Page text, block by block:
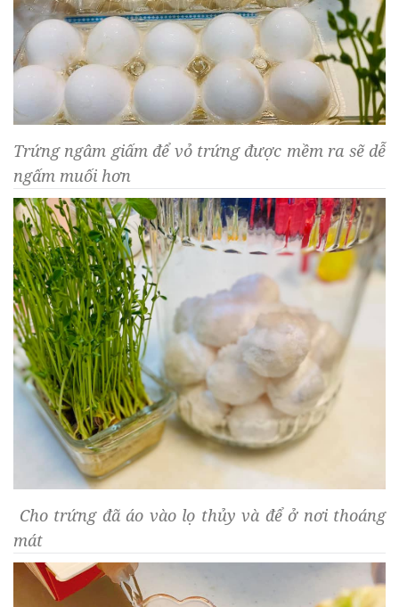
Trứng ngâm giấm để vỏ trứng được mềm ra sẽ dễ
ngấm muối hơn
Cho trứng đã áo vào lọ thủy và để ở nơi thoáng
mát